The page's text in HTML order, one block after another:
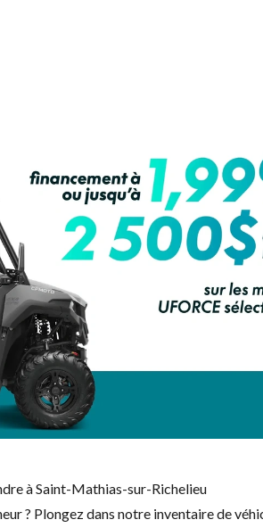
à Saint-Mathias-sur-Richelieu
? Plongez dans notre inventaire de